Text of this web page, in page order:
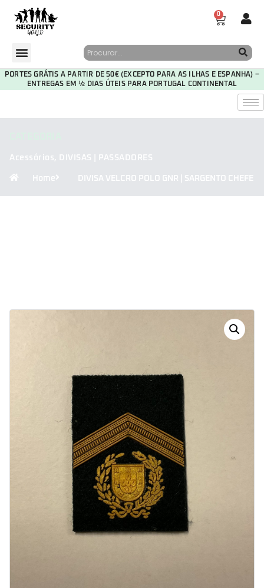
0
PORTES GRÁTIS A PARTIR DE 50€ (EXCEPTO PARA AS ILHAS E ESPANHA) –
ENTREGAS EM ½ DIAS ÚTEIS PARA PORTUGAL CONTINENTAL
Acessórios, DIVISAS | PASSADORES
Home DIVISA VELCRO POLO GNR | SARGENTO CHEFE